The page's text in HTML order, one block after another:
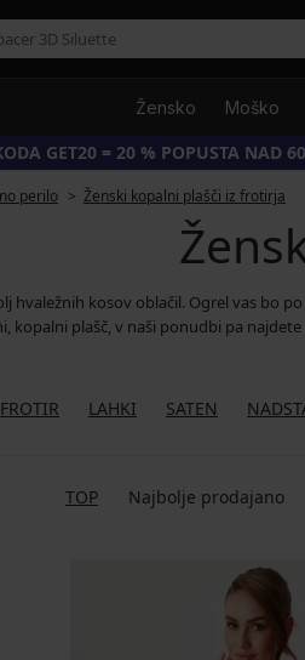
Žensko Moško
GET20 = 20 % POPUSTA NAD
perilo Ženski kopalni plašči iz frotirja
hvaležnih kosov oblačil. Ogrel vas bo
kopalni plašč, v naši ponudbi pa
FROTIR LAHKI SATEN
TOP Najbolje prodajano